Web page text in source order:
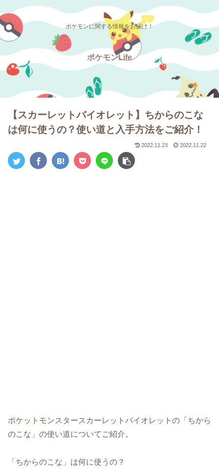
ポケモンに関する情報をお届け！
ポケモンLife
【スカーレットバイオレット】ちからのこな
は何に使うの？使い道と入手方法をご紹介！
2022.11.23 2022.11.22
ポケットモンスタースカーレットバイオレットの「ちから
のこな」の使い道についてご紹介。
「ちからのこな」は何に使うの？